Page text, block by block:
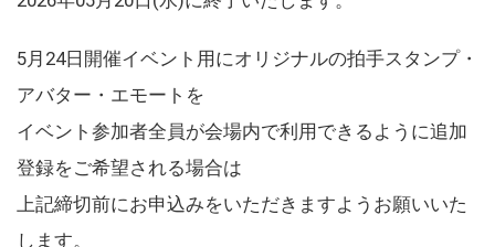
5月24日開催イベント用にオリジナルの拍手スタンプ・
アバター・エモートを
イベント参加者全員が会場内で利用できるように追加
登録をご希望される場合は
上記締切前にお申込みをいただきますようお願いいた
します。